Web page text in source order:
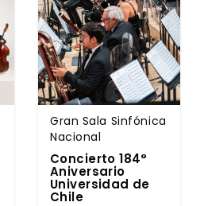
Gran Sala Sinfónica
Nacional
Concierto 184°
Aniversario
Universidad de
Chile